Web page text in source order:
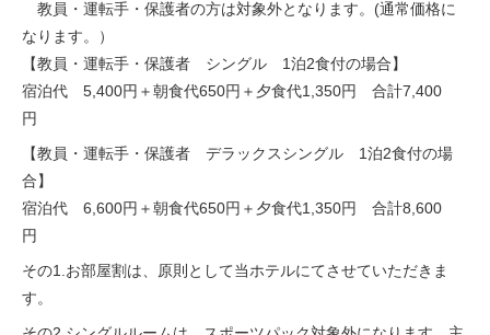
教員・運転手・保護者の方は対象外となります。(通常価格に
なります。）
【教員・運転手・保護者 シングル 1泊2食付の場合】
宿泊代 5,400円＋朝食代650円＋夕食代1,350円 合計7,400
円
【教員・運転手・保護者 デラックスシングル 1泊2食付の場
合】
宿泊代 6,600円＋朝食代650円＋夕食代1,350円 合計8,600
円
その1.お部屋割は、原則として当ホテルにてさせていただきま
す。